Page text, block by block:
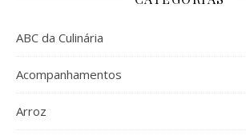
ABC da Culinária
Acompanhamentos
Arroz